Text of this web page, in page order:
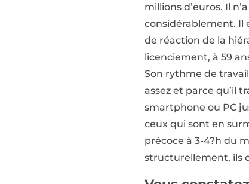
millions d’euros. Il
considérablement. Il
de réaction de la
licenciement, à 59
Son rythme de
assez et parce qu’il
smartphone ou PC
ceux qui sont en
précoce à 3-4?h du
structurellement, ils